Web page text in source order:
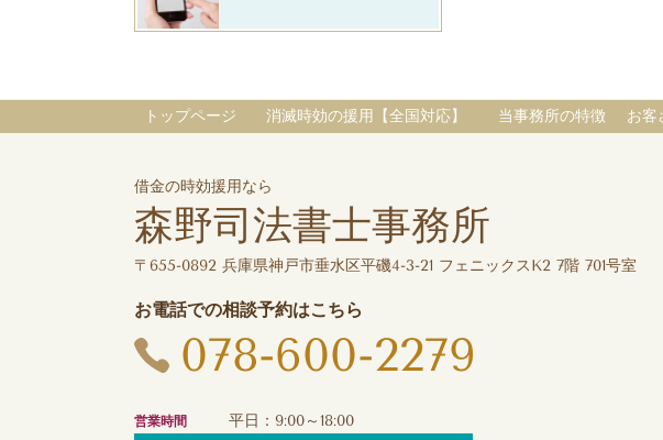
トップページ 消滅時効の援用【全国対応】 当事務所の特徴 お客
借金の時効援用なら
森野司法書士事務所
〒655-0892 兵庫県神戸市垂水区平磯4-3-21 フェニックスK2 7階 701号室
お電話での相談予約はこちら
078-600-2279
営業時間 平日：9:00～18:00